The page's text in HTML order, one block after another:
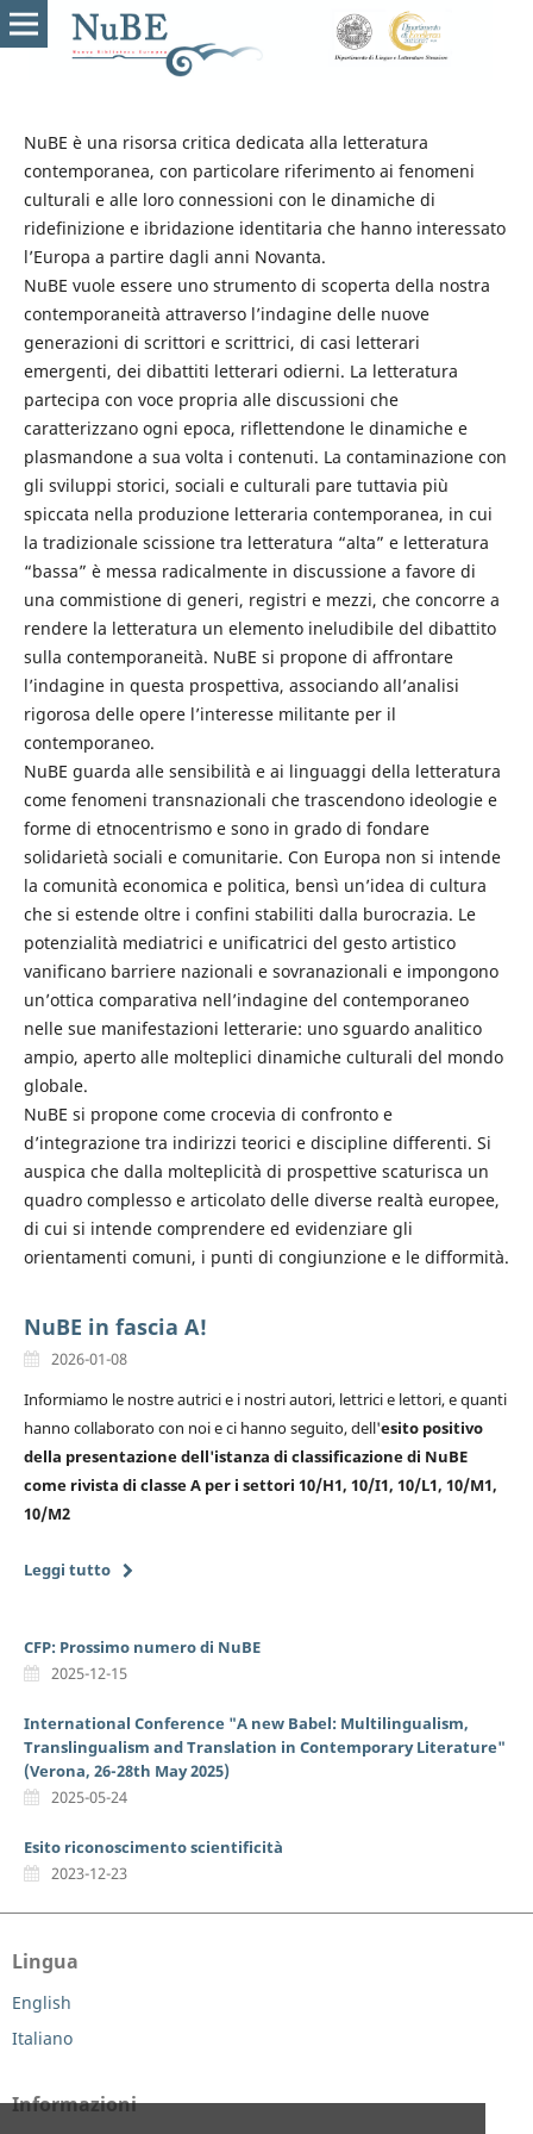
NuBE è una risorsa critica dedicata alla letteratura
contemporanea, con particolare riferimento ai fenomeni
culturali e alle loro connessioni con le dinamiche di
ridefinizione e ibridazione identitaria che hanno interessato
l’Europa a partire dagli anni Novanta.
NuBE vuole essere uno strumento di scoperta della nostra
contemporaneità attraverso l’indagine delle nuove
generazioni di scrittori e scrittrici, di casi letterari
emergenti, dei dibattiti letterari odierni. La letteratura
partecipa con voce propria alle discussioni che
caratterizzano ogni epoca, riflettendone le dinamiche e
plasmandone a sua volta i contenuti. La contaminazione con
gli sviluppi storici, sociali e culturali pare tuttavia più
spiccata nella produzione letteraria contemporanea, in cui
la tradizionale scissione tra letteratura “alta” e letteratura
“bassa” è messa radicalmente in discussione a favore di
una commistione di generi, registri e mezzi, che concorre a
rendere la letteratura un elemento ineludibile del dibattito
sulla contemporaneità. NuBE si propone di affrontare
l’indagine in questa prospettiva, associando all’analisi
rigorosa delle opere l’interesse militante per il
contemporaneo.
NuBE guarda alle sensibilità e ai linguaggi della letteratura
come fenomeni transnazionali che trascendono ideologie e
forme di etnocentrismo e sono in grado di fondare
solidarietà sociali e comunitarie. Con Europa non si intende
la comunità economica e politica, bensì un’idea di cultura
che si estende oltre i confini stabiliti dalla burocrazia. Le
potenzialità mediatrici e unificatrici del gesto artistico
vanificano barriere nazionali e sovranazionali e impongono
un’ottica comparativa nell’indagine del contemporaneo
nelle sue manifestazioni letterarie: uno sguardo analitico
ampio, aperto alle molteplici dinamiche culturali del mondo
globale.
NuBE si propone come crocevia di confronto e
d’integrazione tra indirizzi teorici e discipline differenti. Si
auspica che dalla molteplicità di prospettive scaturisca un
quadro complesso e articolato delle diverse realtà europee,
di cui si intende comprendere ed evidenziare gli
orientamenti comuni, i punti di congiunzione e le difformità.
NuBE in fascia A!
2026-01-08
Informiamo le nostre autrici e i nostri autori, lettrici e lettori, e quanti
hanno collaborato con noi e ci hanno seguito, dell'esito positivo
della presentazione dell'istanza di classificazione di NuBE
come rivista di classe A per i settori 10/H1, 10/I1, 10/L1, 10/M1,
10/M2
Leggi tutto
CFP: Prossimo numero di NuBE
2025-12-15
International Conference "A new Babel: Multilingualism,
Translingualism and Translation in Contemporary Literature"
(Verona, 26-28th May 2025)
2025-05-24
Esito riconoscimento scientificità
2023-12-23
Lingua
English
Italiano
Informazioni